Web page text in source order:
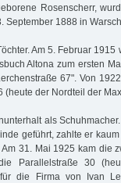
Rosenscherr,
September 1888 in
Am 5. Februar 1915
Altona zum ersten
67". Von
(heute der Nordteil der
als
geführt, zahlte er
31. Mai 1925 kam die
Parallelstraße 30
die Firma von Ivan